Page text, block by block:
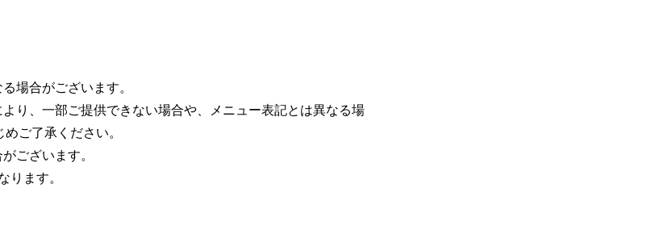
場合がございます。
り、一部ご提供できない場合や、メニュー表記とは異なる場
ご了承ください。
ございます。
ます。